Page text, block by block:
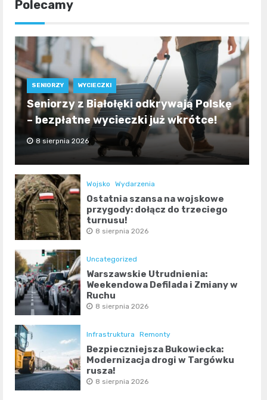
Polecamy
SENIORZY WYCIECZKI
Seniorzy z Białołęki odkrywają Polskę
– bezpłatne wycieczki już wkrótce!
8 sierpnia 2026
Wojsko Wydarzenia
Ostatnia szansa na wojskowe
przygody: dołącz do trzeciego
turnusu!
8 sierpnia 2026
Uncategorized
Warszawskie Utrudnienia:
Weekendowa Defilada i Zmiany w
Ruchu
8 sierpnia 2026
Infrastruktura Remonty
Bezpieczniejsza Bukowiecka:
Modernizacja drogi w Targówku
rusza!
8 sierpnia 2026